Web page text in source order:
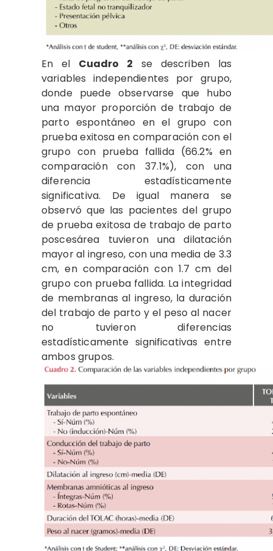
En el Cuadro 2 se describen las
variables independientes por grupo,
donde puede observarse que hubo
una mayor proporción de trabajo de
parto espontáneo en el grupo con
prueba exitosa en comparación con el
grupo con prueba fallida (66.2% en
comparación con 37.1%), con una
diferencia estadísticamente
significativa. De igual manera se
observó que las pacientes del grupo
de prueba exitosa de trabajo de parto
poscesárea tuvieron una dilatación
mayor al ingreso, con una media de 3.3
cm, en comparación con 1.7 cm del
grupo con prueba fallida. La integridad
de membranas al ingreso, la duración
del trabajo de parto y el peso al nacer
no tuvieron diferencias
estadísticamente significativas entre
ambos grupos.